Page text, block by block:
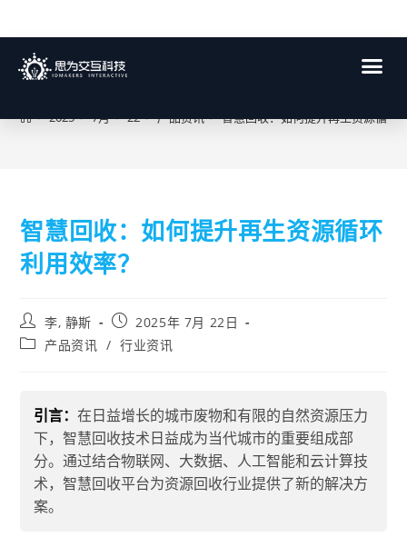
博客
> 2025 > 7月 > 22 > 产品资讯 > 智慧回收：如何提升再生资源循环
智慧回收：如何提升再生资源循环
利用效率？
李, 静斯
2025年 7月 22日
产品资讯 / 行业资讯
引言：在日益增长的城市废物和有限的自然资源压力
下，智慧回收技术日益成为当代城市的重要组成部
分。通过结合物联网、大数据、人工智能和云计算技
术，智慧回收平台为资源回收行业提供了新的解决方
案。